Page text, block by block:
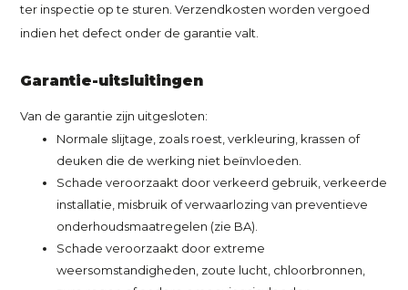
ter inspectie op te sturen. Verzendkosten worden vergoed
indien het defect onder de garantie valt.
Garantie-uitsluitingen
Van de garantie zijn uitgesloten:
Normale slijtage, zoals roest, verkleuring, krassen of
deuken die de werking niet beïnvloeden.
Schade veroorzaakt door verkeerd gebruik, verkeerde
installatie, misbruik of verwaarlozing van preventieve
onderhoudsmaatregelen (zie BA).
Schade veroorzaakt door extreme
weersomstandigheden, zoute lucht, chloorbronnen,